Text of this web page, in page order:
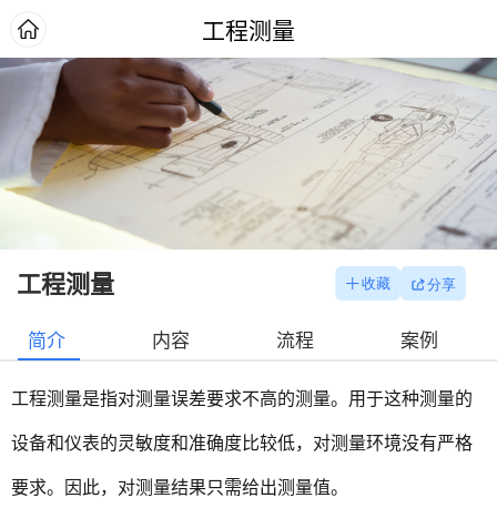
工程测量
工程测量
简介 内容 流程 案例
工程测量是指对测量误差要求不高的测量。用于这种测量的
设备和仪表的灵敏度和准确度比较低，对测量环境没有严格
要求。因此，对测量结果只需给出测量值。